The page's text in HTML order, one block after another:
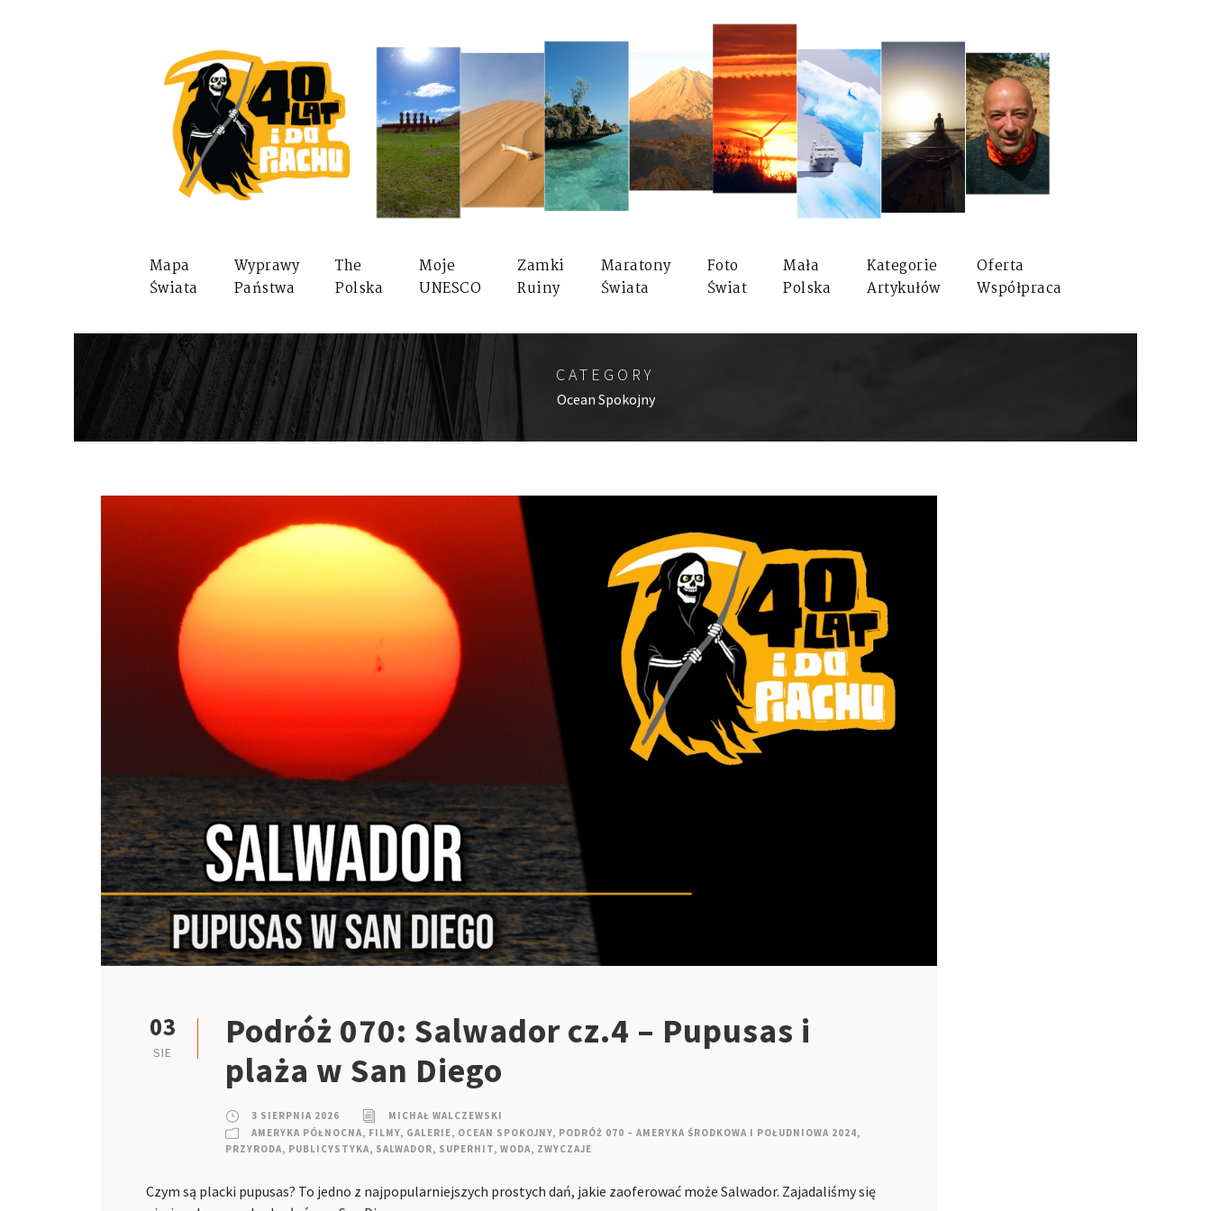
Mapa
Świata
Wyprawy
Państwa
The
Polska
Moje
UNESCO
Zamki
Ruiny
Maratony
Świata
Foto
Świat
Mała
Polska
Kategorie
Artykułów
Oferta
Współpraca
CATEGORY
Ocean Spokojny
03
SIE
Podróż 070: Salwador cz.4 – Pupusas i
plaża w San Diego
3 SIERPNIA 2026
MICHAŁ WALCZEWSKI
AMERYKA PÓŁNOCNA, FILMY, GALERIE, OCEAN SPOKOJNY, PODRÓŻ 070 – AMERYKA ŚRODKOWA I POŁUDNIOWA 2024,
PRZYRODA, PUBLICYSTYKA, SALWADOR, SUPERHIT, WODA, ZWYCZAJE
Czym są placki pupusas? To jedno z najpopularniejszych prostych dań, jakie zaoferować może Salwador. Zajadaliśmy się